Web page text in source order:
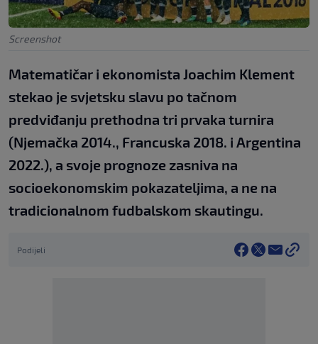
Screenshot
Matematičar i ekonomista Joachim Klement
stekao je svjetsku slavu po tačnom
predviđanju prethodna tri prvaka turnira
(Njemačka 2014., Francuska 2018. i Argentina
2022.), a svoje prognoze zasniva na
socioekonomskim pokazateljima, a ne na
tradicionalnom fudbalskom skautingu.
Podijeli